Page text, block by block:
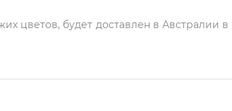
цветов, будет доставлен в